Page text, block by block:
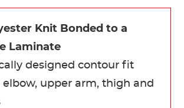
Knit Bonded to a
Laminate
designed contour fit
elbow, upper arm, thigh and